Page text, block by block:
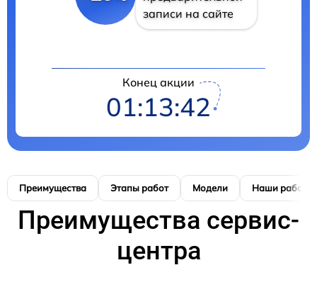
записи на сайте
Конец акции
01:13:41
Преимущества Этапы работ Модели Наши работы
Преимущества сервис-
центра